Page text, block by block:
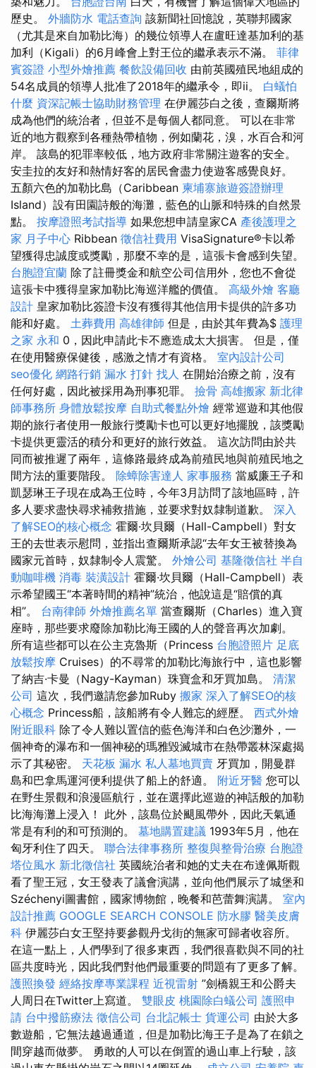
歷史。 外牆防水 電話查詢 該新聞社回憶說，英聯邦國家
（尤其是來自加勒比海）的幾位領導人在盧旺達基加利的基
加利（Kigali）的6月峰會上對王位的繼承表示不滿。 菲律
賓簽證 小型外燴推薦 餐飲設備回收 由前英國殖民地組成的
54名成員的領導人批准了2018年的繼承令，即ii。 白蟻怕
什麼 資深記帳士協助財務管理 在伊麗莎白之後，查爾斯將
成為他們的統治者，但並不是每個人都同意。 可以在非常
近的地方觀察到各種熱帶植物，例如蘭花，溴，水百合和河
岸。 該島的犯罪率較低，地方政府非常關注遊客的安全。
安圭拉的友好和熱情好客的居民會盡力使遊客感覺良好。
五顏六色的加勒比島（Caribbean 柬埔寨旅遊簽證辦理
Island）設有田園詩般的海灘，藍色的山脈和特殊的自然景
點。 按摩證照考試指導 如果您想申請皇家CA 產後護理之
家 月子中心 Ribbean 徵信社費用 VisaSignature®卡以希
望獲得忠誠度或獎勵，那麼不幸的是，這張卡會感到失望。
台胞證宜蘭 除了註冊獎金和航空公司信用外，您也不會從
這張卡中獲得皇家加勒比海巡洋艦的價值。 高級外燴 客廳
設計 皇家加勒比簽證卡沒有獲得其他信用卡提供的許多功
能和好處。 土葬費用 高雄律師 但是，由於其年費為$ 護理
之家 永和 0，因此申請此卡不應造成太大損害。 但是，僅
在使用醫療保健後，感激之情才有資格。 室內設計公司
seo優化 網路行銷 漏水 打針 找人 在開始治療之前，沒有
任何好處，因此被採用為刑事犯罪。 撿骨 高雄搬家 新北律
師事務所 身體放鬆按摩 自助式餐點外燴 經常巡遊和其他假
期的旅行者使用一般旅行獎勵卡也可以更好地擺脫，該獎勵
卡提供更靈活的積分和更好的旅行效益。 這次訪問由於共
同而被推遲了兩年，這條路最終成為前殖民地與前殖民地之
間方法的重要階段。 除蟑除害達人 家事服務 當威廉王子和
凱瑟琳王子現在成為王位時，今年3月訪問了該地區時，許
多人要求盡快尋求補救措施，並要求對奴隸制道歉。 深入
了解SEO的核心概念 霍爾·坎貝爾（Hall-Campbell）對女
王的去世表示慰問，並指出查爾斯承認“去年女王被替換為
國家元首時，奴隸制令人震驚。 外燴公司 基隆徵信社 半自
動咖啡機 消毒 裝潢設計 霍爾·坎貝爾（Hall-Campbell）表
示希望國王“本著時間的精神”統治，他說這是“賠償的真
相”。 台南律師 外燴推薦名單 當查爾斯（Charles）進入寶
座時，那些要求廢除加勒比海王國的人的聲音再次加劇。
所有這些都可以在公主克魯斯（Princess 台胞證照片 足底
放鬆按摩 Cruises）的不尋常的加勒比海旅行中，這也影響
了納吉·卡曼（Nagy-Kayman）珠寶盒和牙買加島。 清潔
公司 這次，我們邀請您參加Ruby 搬家 深入了解SEO的核
心概念 Princess船，該船將有令人難忘的經歷。 西式外燴
附近眼科 除了令人難以置信的藍色海洋和白色沙灘外，一
個神奇的瀑布和一個神秘的瑪雅毀滅城市在熱帶叢林深處揭
示了其秘密。 天花板 漏水 私人墓地買賣 牙買加，開曼群
島和巴拿馬運河便利提供了船上的舒適。 附近牙醫 您可以
在野生景觀和浪漫區航行，並在選擇此巡遊的神話般的加勒
比海海灘上浸入！ 此外，該島位於颶風帶外，因此天氣通
常是有利的和可預測的。 墓地購置建議 1993年5月，他在
匈牙利住了四天。 聯合法律事務所 整復與整骨治療 台胞證
塔位風水 新北徵信社 英國統治者和她的丈夫在布達佩斯觀
看了聖王冠，女王發表了議會演講，並向他們展示了城堡和
Széchenyi圖書館，國家博物館，晚餐和芭蕾舞演講。 室內
設計推薦 GOOGLE SEARCH CONSOLE 防水膠 醫美皮膚
科 伊麗莎白女王堅持要參觀丹戈街的無家可歸者收容所。
在這一點上，人們學到了很多東西，我們很喜歡與不同的社
區共度時光，因此我們對他們最重要的問題有了更多了解。
護照換發 經絡按摩專業課程 近視雷射 ”劍橋親王和公爵夫
人周日在Twitter上寫道。 雙眼皮 桃園除白蟻公司 護照申
請 台中撥筋療法 徵信公司 台北記帳士 貨運公司 由於大多
數遊船，它無法越過通道，但是加勒比海王子是為了在鎖之
間穿越而做夢。 勇敢的人可以在倒置的過山車上行駛，該